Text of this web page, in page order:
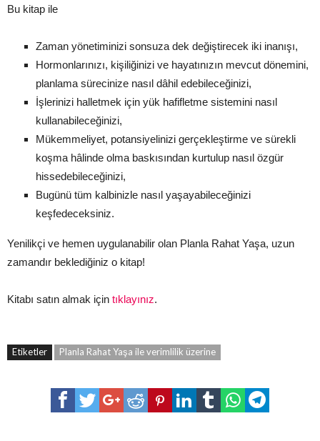
Bu kitap ile
Zaman yönetiminizi sonsuza dek değiştirecek iki inanışı,
Hormonlarınızı, kişiliğinizi ve hayatınızın mevcut dönemini,
planlama sürecinize nasıl dâhil edebileceğinizi,
İşlerinizi halletmek için yük hafifletme sistemini nasıl
kullanabileceğinizi,
Mükemmeliyet, potansiyelinizi gerçekleştirme ve sürekli
koşma hâlinde olma baskısından kurtulup nasıl özgür
hissedebileceğinizi,
Bugünü tüm kalbinizle nasıl yaşayabileceğinizi
keşfedeceksiniz.
Yenilikçi ve hemen uygulanabilir olan Planla Rahat Yaşa, uzun
zamandır beklediğiniz o kitap!
Kitabı satın almak için tıklayınız.
Etiketler Planla Rahat Yaşa ile verimlilik üzerine